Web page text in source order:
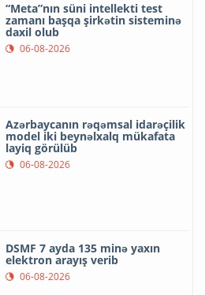
“Meta”nın süni intellekti test
zamanı başqa şirkətin sisteminə
daxil olub
06-08-2026
Azərbaycanın rəqəmsal idarəçilik
model iki beynəlxalq mükafata
layiq görülüb
06-08-2026
DSMF 7 ayda 135 minə yaxın
elektron arayış verib
06-08-2026